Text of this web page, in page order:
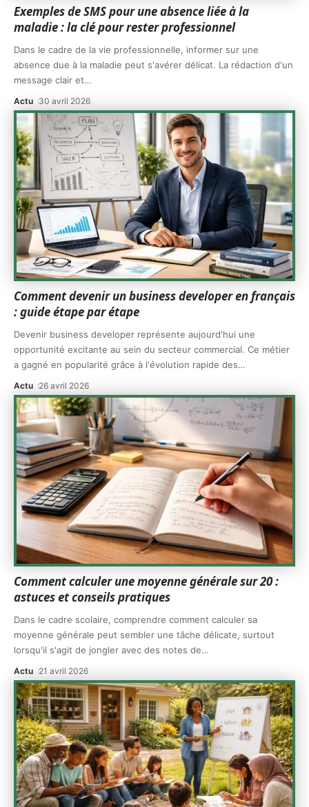
Exemples de SMS pour une absence liée à la
maladie : la clé pour rester professionnel
Dans le cadre de la vie professionnelle, informer sur une
absence due à la maladie peut s'avérer délicat. La rédaction d'un
message clair et…
Actu 30 avril 2026
Comment devenir un business developer en français
: guide étape par étape
Devenir business developer représente aujourd'hui une
opportunité excitante au sein du secteur commercial. Ce métier
a gagné en popularité grâce à l'évolution rapide des…
Actu 26 avril 2026
Comment calculer une moyenne générale sur 20 :
astuces et conseils pratiques
Dans le cadre scolaire, comprendre comment calculer sa
moyenne générale peut sembler une tâche délicate, surtout
lorsqu'il s'agit de jongler avec des notes de…
Actu 21 avril 2026